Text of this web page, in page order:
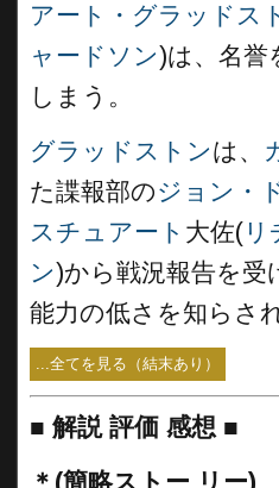
アート・グラッドス
ャードソン)は、名誉
しまう。
グラッドストンは、
た諜報部のジョン・
スチュアート 大佐(
ン)から戦況報告を受
能力の低さを知らさ
...全てを見る（結末あり）
■ 解説 評価 感想 ■
＊(簡略ストー リー)